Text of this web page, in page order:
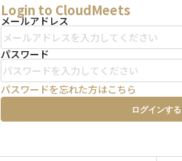
Login to CloudMeets
メールアドレス
パスワード
パスワードを忘れた方はこちら
ログインする